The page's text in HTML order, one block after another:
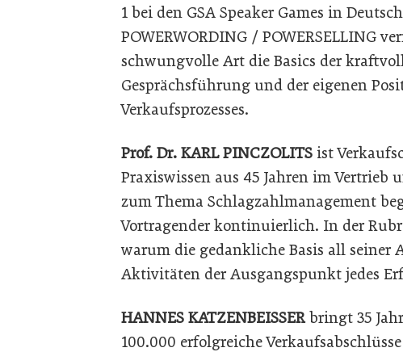
1 bei den GSA Speaker Games in
POWERWORDING / POWERSELLING
schwungvolle Art die Basics der
Gesprächsführung und der eigenen
Verkaufsprozesses.
Prof. Dr. KARL PINCZOLITS ist
Praxiswissen aus 45 Jahren im Vertrieb
zum Thema Schlagzahlmanagement
Vortragender kontinuierlich. In der
warum die gedankliche Basis all seiner
Aktivitäten der Ausgangspunkt jedes
HANNES KATZENBEISSERbringt 35
100.000 erfolgreiche